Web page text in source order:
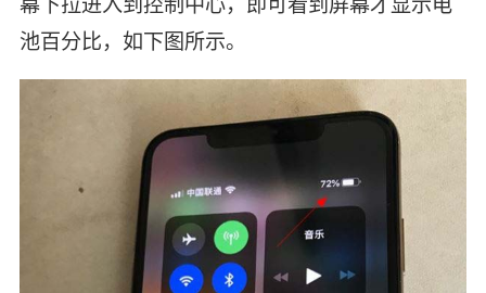
池百分比，如下图所示。